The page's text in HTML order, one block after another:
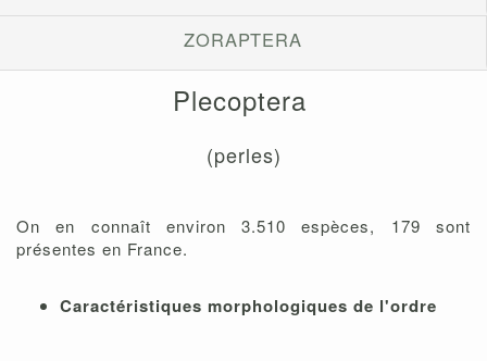
ZORAPTERA
Plecoptera
(perles)
On en connaît environ 3.510 espèces, 179 sont
présentes en France.
Caractéristiques morphologiques de l'ordre